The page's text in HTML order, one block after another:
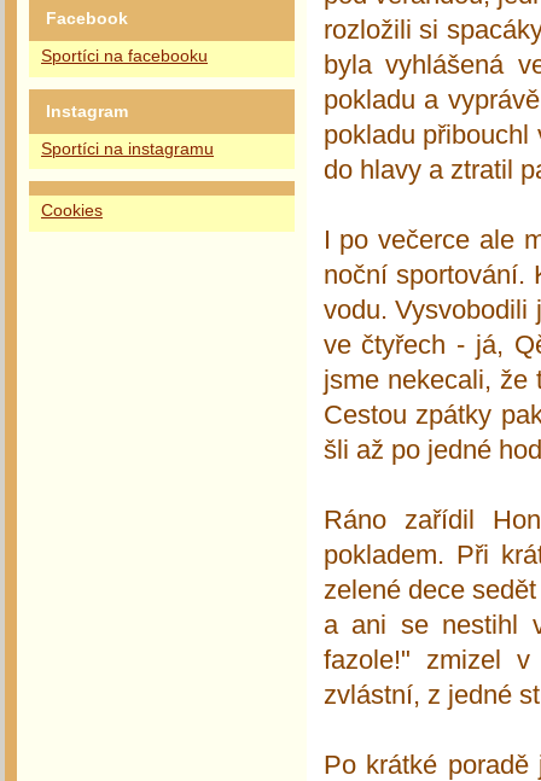
Facebook
Sportíci na facebooku
Instagram
Sportíci na instagramu
Cookies
rozložili si
byla vyhlášená
pokladu a
pokladu
do hlavy a ztratil
I po večerce ale
noční sportování.
vodu.
ve čtyřech - já,
jsme nekecali, že
Cestou zpátky
šli až po jedné
Ráno zařídil
pokladem. Při
zelené dece
a ani se nestihl
fazole!" zmizel
zvlástní, z jedné
Po krátké